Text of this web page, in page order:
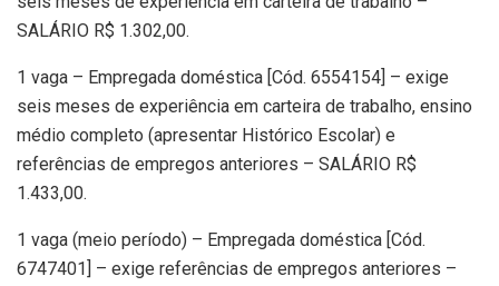
SALÁRIO R$ 1.302,00.
1 vaga – Empregada doméstica [Cód. 6554154] – exige
seis meses de experiência em carteira de trabalho, ensino
médio completo (apresentar Histórico Escolar) e
referências de empregos anteriores – SALÁRIO R$
1.433,00.
1 vaga (meio período) – Empregada doméstica [Cód.
6747401] – exige referências de empregos anteriores –